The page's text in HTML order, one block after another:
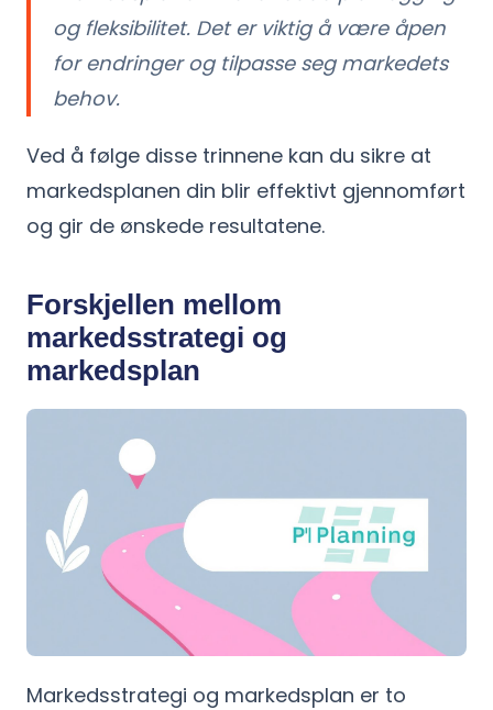
og fleksibilitet. Det er viktig å være åpen
for endringer og tilpasse seg markedets
behov.
Ved å følge disse trinnene kan du sikre at
markedsplanen din blir effektivt gjennomført
og gir de ønskede resultatene.
Forskjellen mellom
markedsstrategi og
markedsplan
Markedsstrategi og markedsplan er to